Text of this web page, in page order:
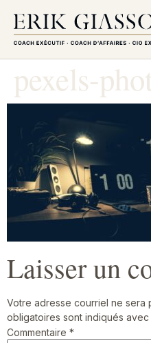
pexels-
Laisser un
Votre adresse courriel ne sera
obligatoires sont indiqués avec
Commentaire *